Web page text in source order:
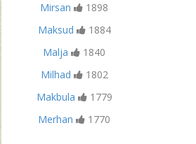
Mirsan
1898
Maksud
1884
Malja
1840
Milhad
1802
Makbula
1779
Merhan
1770